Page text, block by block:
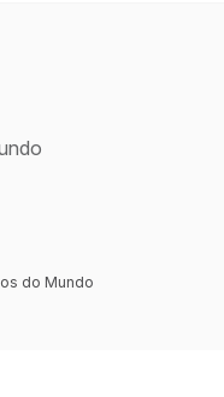
do Mundo